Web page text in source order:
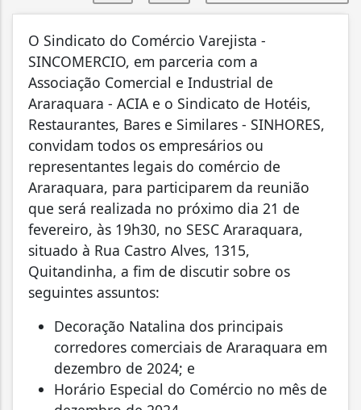
O Sindicato do Comércio Varejista -
SINCOMERCIO, em parceria com a
Associação Comercial e Industrial de
Araraquara - ACIA e o Sindicato de Hotéis,
Restaurantes, Bares e Similares - SINHORES,
convidam todos os empresários ou
representantes legais do comércio de
Araraquara, para participarem da reunião
que será realizada no próximo dia 21 de
fevereiro, às 19h30, no SESC Araraquara,
situado à Rua Castro Alves, 1315,
Quitandinha, a fim de discutir sobre os
seguintes assuntos:
Decoração Natalina dos principais
corredores comerciais de Araraquara em
dezembro de 2024; e
Horário Especial do Comércio no mês de